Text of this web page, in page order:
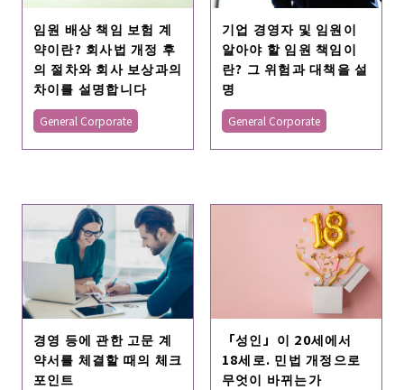
임원 배상 책임 보험 계
약이란? 회사법 개정 후
의 절차와 회사 보상과의
차이를 설명합니다
General Corporate
기업 경영자 및 임원이
알아야 할 임원 책임이
란? 그 위험과 대책을 설
명
General Corporate
경영 등에 관한 고문 계
약서를 체결할 때의 체크
포인트
「성인」이 20세에서
18세로. 민법 개정으로
무엇이 바뀌는가